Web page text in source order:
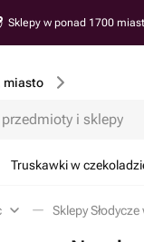
Sklepy w ponad 1700
miasto
i sklepy
Truskawki w
Sklepy